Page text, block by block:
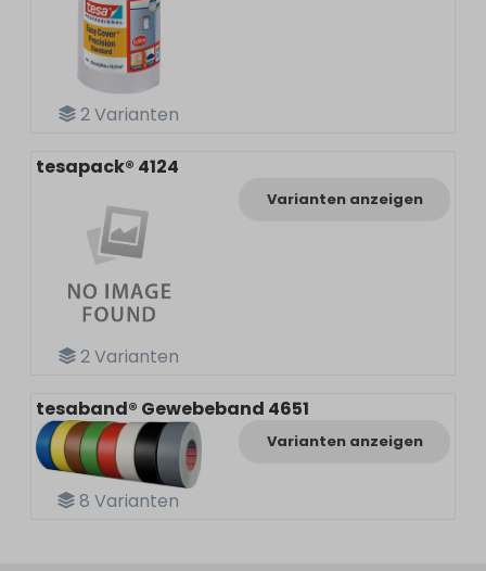
2Varianten
2Varianten
tesapack® 4124
Varianten anzeigen
8 Varianten
tesaband® Gewebeband 4651
Varianten anzeigen